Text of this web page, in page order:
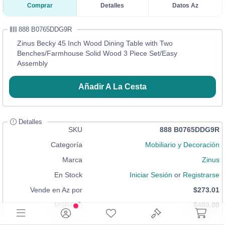
Comprar Detalles Datos Az
888 B0765DDG9R
Zinus Becky 45 Inch Wood Dining Table with Two
Benches/Farmhouse Solid Wood 3 Piece Set/Easy
Assembly
Añadir A La Cesta
Detalles
SKU
888 B0765DDG9R
Categoría
Mobiliario y Decoración
Marca
Zinus
En Stock
Iniciar Sesión or Registrarse
Vende en Az por
$273.01
MSRP
$400.00
Condición
Nuevo